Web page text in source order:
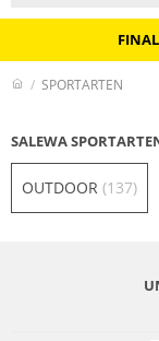
SPORTARTEN
SALEWA
OUTDOOR (137)